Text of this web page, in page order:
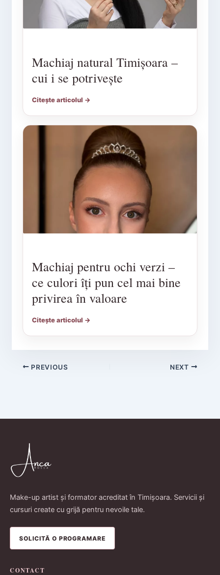
Machiaj natural Timișoara –
cui i se potrivește
Citește articolul →
Machiaj pentru ochi verzi –
ce culori îți pun cel mai bine
privirea în valoare
Citește articolul →
PREVIOUS NEXT
Make-up artist și formator acreditat în Timișoara. Servicii și
cursuri create cu grijă pentru nevoile tale.
SOLICITĂ O PROGRAMARE
CONTACT